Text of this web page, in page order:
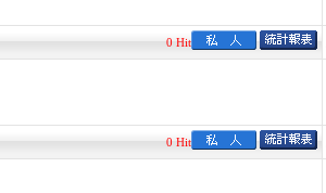
0 Hit
0 Hit